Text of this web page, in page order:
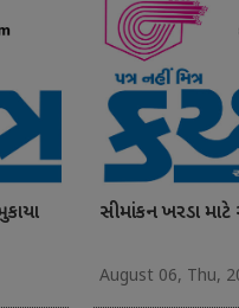
સીમાંકન ખરડા માટે
August 06, Thu,